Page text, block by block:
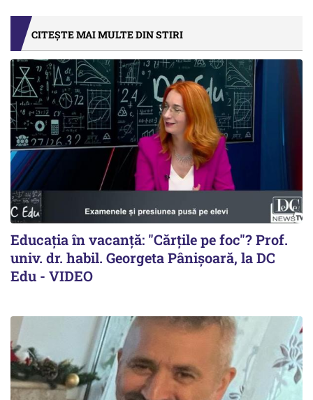
CITEȘTE MAI MULTE DIN STIRI
Educația în vacanță: "Cărțile pe foc"? Prof.
univ. dr. habil. Georgeta Pânișoară, la DC
Edu - VIDEO